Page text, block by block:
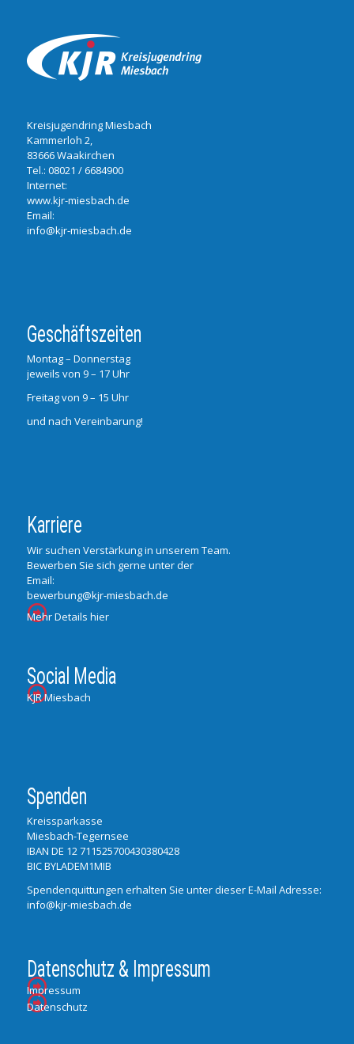
Kreisjugendring Miesbach
Kammerloh 2,
83666 Waakirchen
Tel.: 08021 / 6684900
Internet:
www.kjr-miesbach.de
Email:
info@kjr-miesbach.de
Geschäftszeiten
Montag – Donnerstag
jeweils von 9 – 17 Uhr
Freitag von 9 – 15 Uhr
und nach Vereinbarung!
Karriere
Wir suchen Verstärkung in unserem Team.
Bewerben Sie sich gerne unter der
Email:
bewerbung@kjr-miesbach.de
Mehr Details hier
Social Media
KJR Miesbach
Spenden
Kreissparkasse
Miesbach-Tegernsee
IBAN DE 12 711525700430380428
BIC BYLADEM1MIB
Spendenquittungen erhalten Sie unter dieser E-Mail Adresse:
info@kjr-miesbach.de
Datenschutz & Impressum
Impressum
Datenschutz